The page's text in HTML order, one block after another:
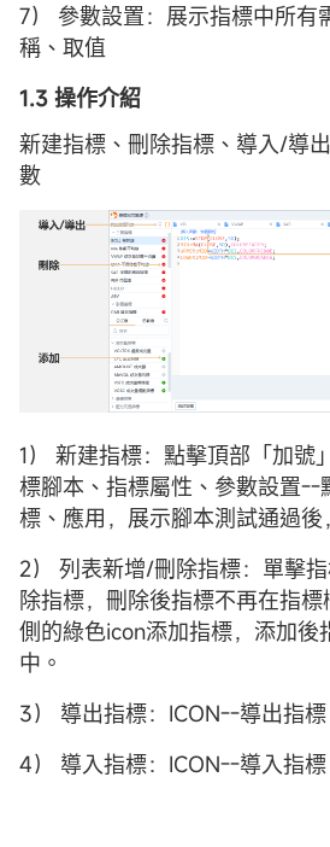
7） 參數設置：展示指標中所有
稱、取值
1.3 操作介紹
新建指標、刪除指標、導入/導
數
1） 新建指標：點擊頂部「加號
標腳本、指標屬性、參數設置--
標、應用，展示腳本測試通過後
2） 列表新增/刪除指標：單擊
除指標，刪除後指標不再在指
側的綠色icon添加指標，添加後
中。
3） 導出指標：ICON--導出指標
4） 導入指標：ICON--導入指標